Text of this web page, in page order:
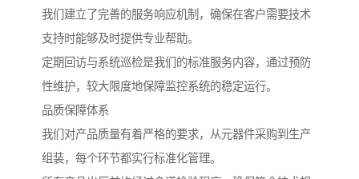
我们建立了完善的服务响应机制，确保在客户需要技术
支持时能够及时提供专业帮助。
定期回访与系统巡检是我们的标准服务内容，通过预防
性维护，较大限度地保障监控系统的稳定运行。
品质保障体系
我们对产品质量有着严格的要求，从元器件采购到生产
组装，每个环节都实行标准化管理。